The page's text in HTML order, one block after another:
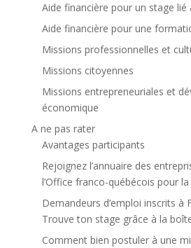
Aide financière pour un stage lié
Aide financière pour une
Missions professionnelles et
Missions citoyennes
Missions entrepreneuriales et
économique
A ne pas rater
Avantages participants
Rejoignez l’annuaire des
l’Office franco-québécois pour la
Demandeurs d’emploi inscrits à
Trouve ton stage grâce à la
Comment bien postuler à une